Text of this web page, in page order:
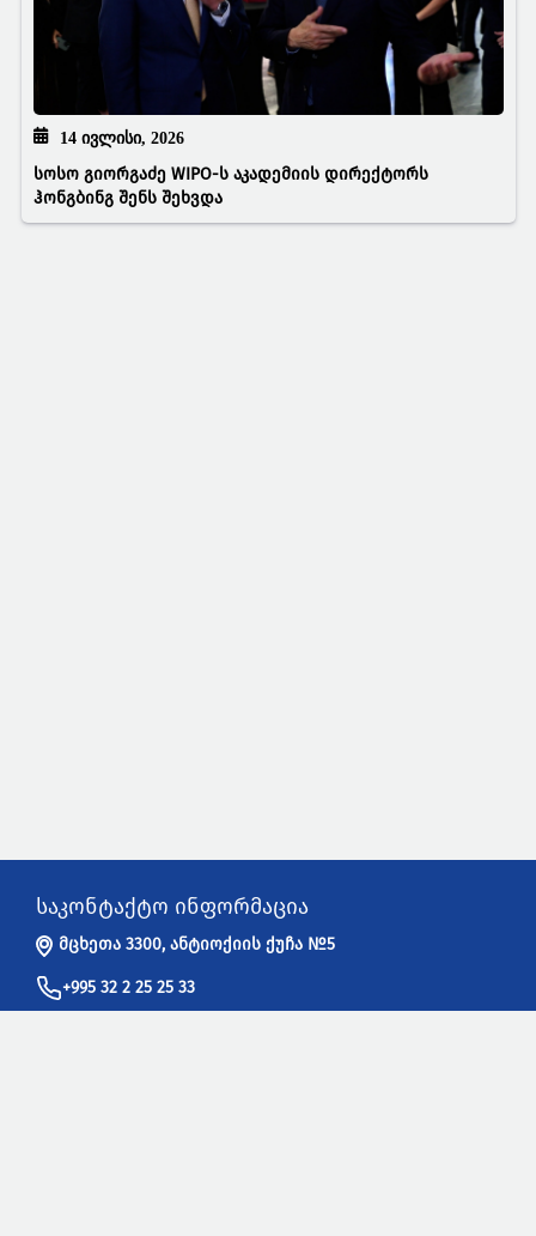
14 ᲘᲕᲚᲘᲡᲘ, 2026
სოსო გიორგაძე WIPO-ს აკადემიის დირექტორს
ჰონგბინგ შენს შეხვდა
საკონტაქტო ინფორმაცია
მცხეთა 3300, ანტიოქიის ქუჩა №5
+995 32 2 25 25 33